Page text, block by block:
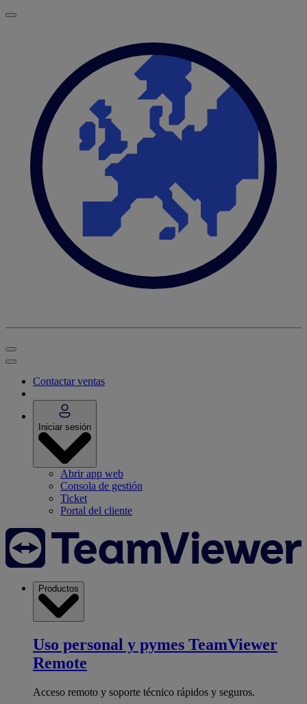
Contactar ventas
Iniciar sesión
Abrir app web
Consola de gestión
Ticket
Portal del cliente
Productos
Uso personal y pymes TeamViewer
Remote
Acceso remoto y soporte técnico rápidos y seguros.